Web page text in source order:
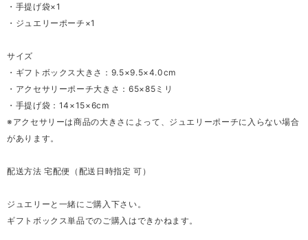
・手提げ袋×1
・ジュエリーポーチ×1
サイズ
・ギフトボックス大きさ：9.5×9.5×4.0cm
・アクセサリーポーチ大きさ：65×85ミリ
・手提げ袋：14×15×6cm
※アクセサリーは商品の大きさによって、ジュエリーポーチに入らない場合
があります。
配送方法 宅配便（配送日時指定 可）
ジュエリーと一緒にご購入下さい。
ギフトボックス単品でのご購入はできかねます。